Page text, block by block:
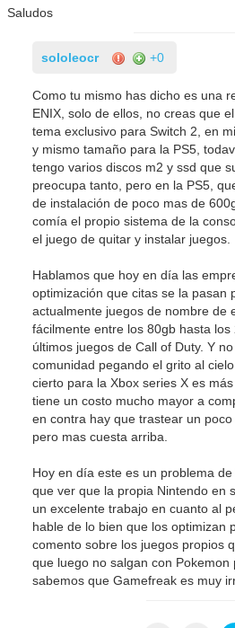
Saludos
sololeocr +0
Como tu mismo has dicho es una
ENIX, solo de ellos, no creas que
tema exclusivo para Switch 2, en
y mismo tamaño para la PS5,
tengo varios discos m2 y ssd que
preocupa tanto, pero en la PS5,
de instalación de poco mas de
comía el propio sistema de la
el juego de quitar y instalar juegos.
Hablamos que hoy en día las
optimización que citas se la pasan
actualmente juegos de nombre de
fácilmente entre los 80gb hasta
últimos juegos de Call of Duty. Y
comunidad pegando el grito al
cierto para la Xbox series X es
tiene un costo mucho mayor a
en contra hay que trastear un
pero mas cuesta arriba.
Hoy en día este es un problema
que ver que la propia Nintendo en
un excelente trabajo en cuanto al
hable de lo bien que los optimizan
comento sobre los juegos propios
que luego no salgan con Pokemon
sabemos que Gamefreak es muy